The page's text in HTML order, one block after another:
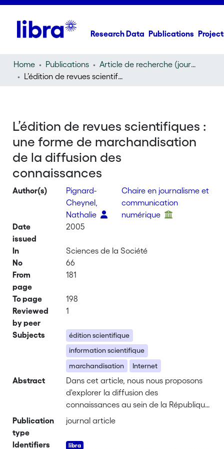
Research Data Publications
Home Publications
Article de recherche (journal article)
L’édition de revues scientifiques : une forme de marchandisation de la diffusion des connaissances
L’édition de revues scientifiques :
une forme de marchandisation
de la diffusion des
connaissances
Author(s)
Pignard-
Cheynel,
Nathalie
Chaire en journalisme et
communication
numérique
Date
issued
2005
In
Sciences de la Société
No
66
From
page
181
To page
198
Reviewed
by peer
1
Subjects
édition scientifique
information scientifique
marchandisation
Internet
Abstract
Dans cet article, nous nous proposons
d'explorer la diffusion des
connaissances au sein de la République
des sciences et de mettre en lumière les
structurent. En effet, si les chercheurs
Publication
type
journal article
Identifiers